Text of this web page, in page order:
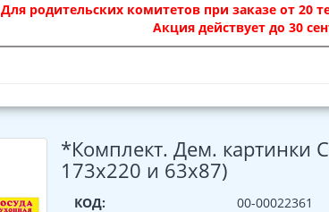
Для родительских комитетов при заказе от 20
Акция действует до 30
*Комплект. Дем. картинки
173х220 и 63х87)
КОД:
00-00022361